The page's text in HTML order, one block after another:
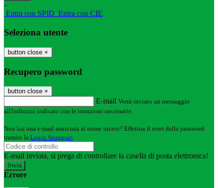
-
Entra con SPID Entra con CIE
Seleziona utente
button close ×
Recupero password
button close ×
E-mail Verrà inviato un messaggio
all'indirizzo indicato con le istruzioni necessarie.
Non hai una e-mail associata al nome utente? Effettua il reset della password
tramite la Login Spaggiari
E-mail inviata, si prega di controllare la casella di posta elettronica!
Errore